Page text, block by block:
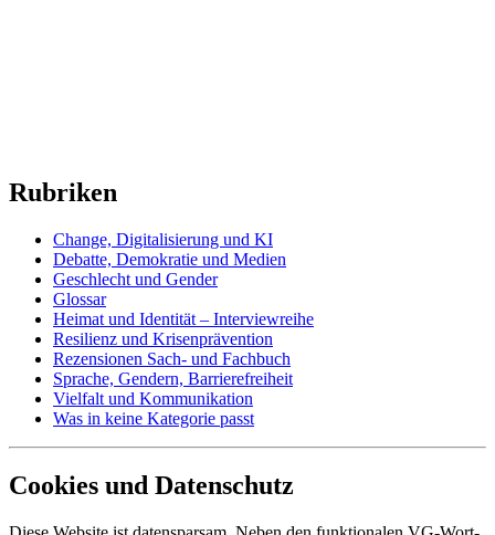
Rubriken
Change, Digitalisierung und KI
Debatte, Demokratie und Medien
Geschlecht und Gender
Glossar
Heimat und Identität – Interviewreihe
Resilienz und Krisenprävention
Rezensionen Sach- und Fachbuch
Sprache, Gendern, Barrierefreiheit
Vielfalt und Kommunikation
Was in keine Kategorie passt
Cookies und Datenschutz